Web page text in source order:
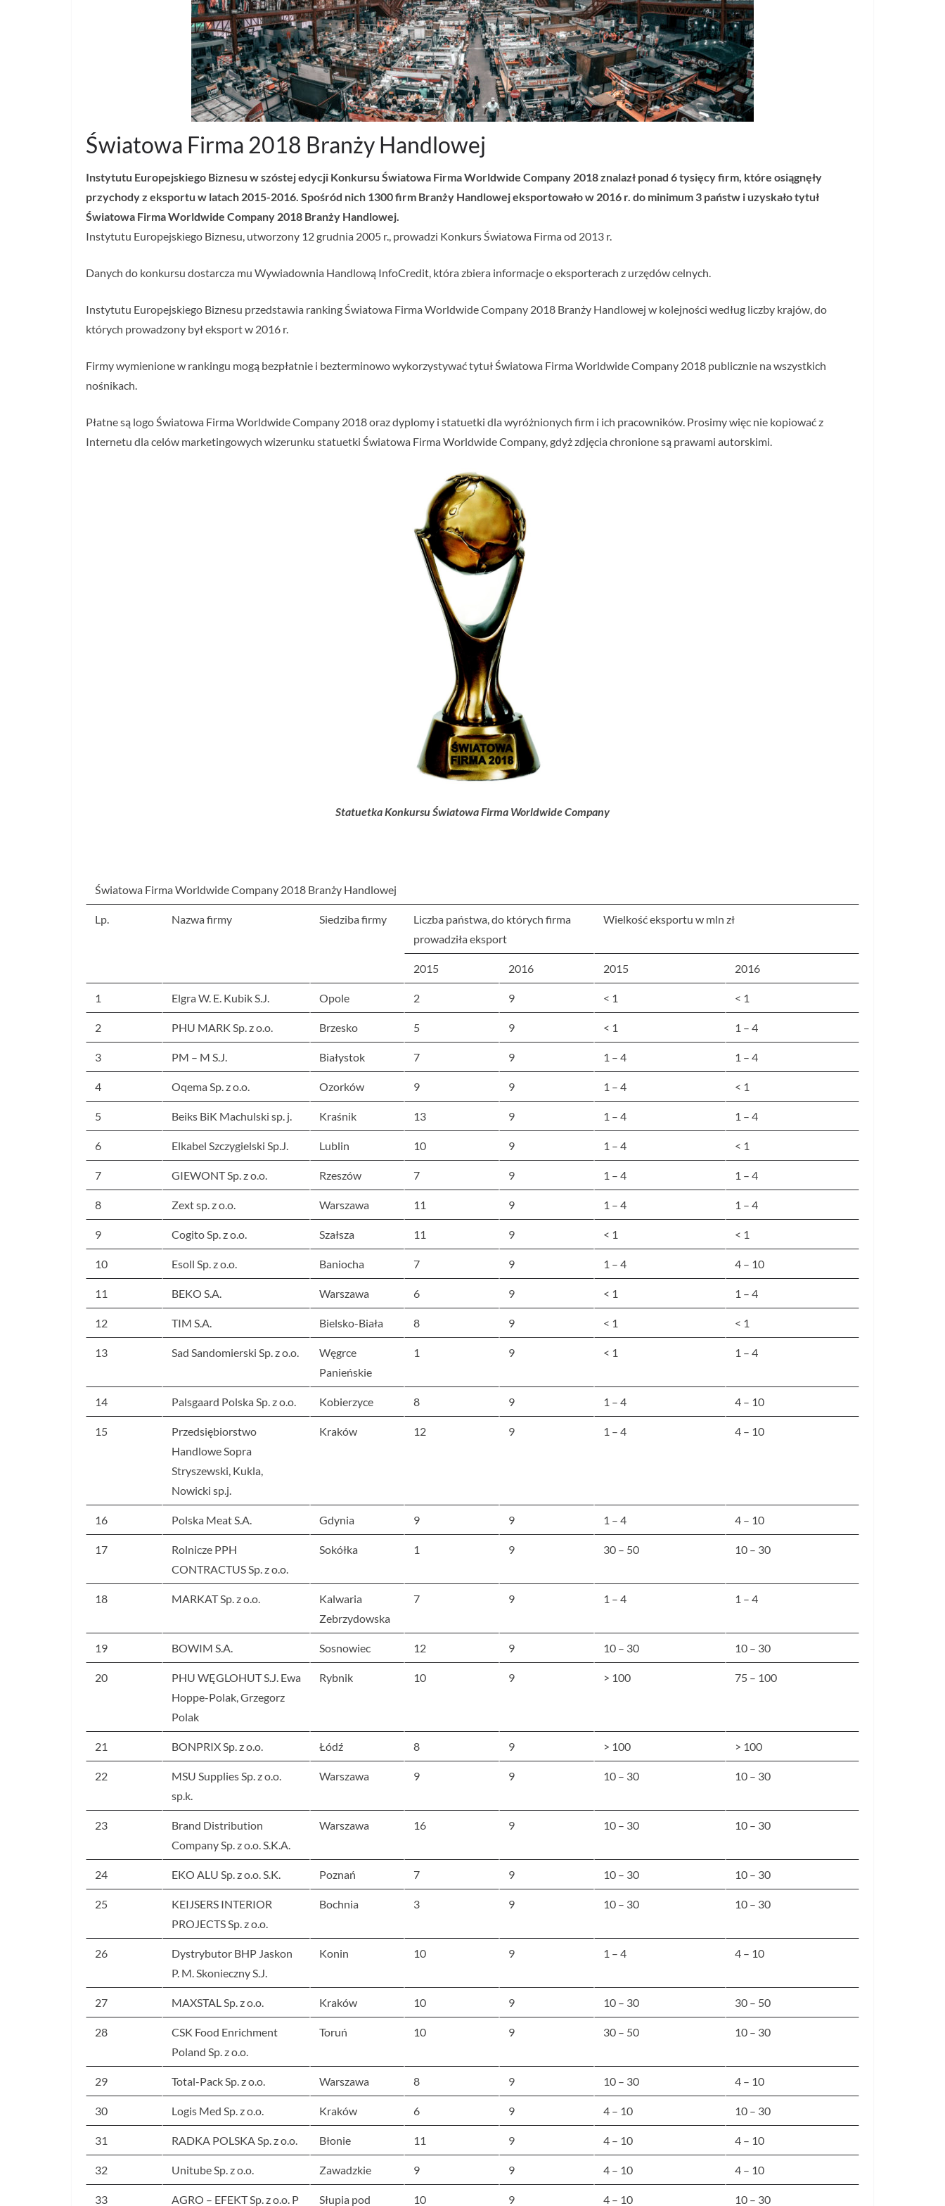
Światowa Firma 2018 Branży Handlowej
Instytutu Europejskiego Biznesu w szóstej edycji Konkursu Światowa FirmaWorldwide Company 2018 znalazł ponad 6 tysięcy firm, które osiągnęły
przychody z eksportu w latach 2015-2016. Spośród nich 1300 firm Branży Handlowej eksportowało w 2016 r. do minimum 3 państw i uzyskało tytuł
Światowa Firma Worldwide Company 2018 Branży Handlowej.
Instytutu Europejskiego Biznesu, utworzony 12 grudnia 2005 r., prowadzi Konkurs Światowa Firma od 2013 r.
Danych do konkursu dostarcza mu Wywiadownia Handlową InfoCredit, która zbiera informacje o eksporterach z urzędów celnych.
Instytutu Europejskiego Biznesu przedstawia ranking Światowa Firma Worldwide Company 2018 Branży Handlowej w kolejności według liczby krajów, do
których prowadzony był eksport w 2016 r.
Firmy wymienione w rankingu mogą bezpłatnie i bezterminowo wykorzystywać tytuł Światowa Firma Worldwide Company 2018 publicznie na wszystkich
nośnikach.
Płatne są logo Światowa Firma Worldwide Company 2018 oraz dyplomy i statuetki dla wyróżnionych firm i ich pracowników. Prosimy więc nie kopiować z
Internetu dla celów marketingowych wizerunku statuetki Światowa Firma Worldwide Company, gdyż zdjęcia chronione są prawami autorskimi.
Statuetka Konkursu Światowa Firma Worldwide Company
Światowa Firma Worldwide Company 2018 Branży Handlowej
Lp. Nazwa firmy Siedziba firmy
Liczba państwa, do których firma
prowadziła eksport
Wielkość eksportu w mln zł
2015 2016 2015 2016
1 Elgra W. E. Kubik S.J. Opole 2 9 < 1 < 1
2 PHU MARK Sp. z o.o. Brzesko 5 9 < 1 1 – 4
3 PM – M S.J. Białystok 7 9 1 – 4 1 – 4
4 Oqema Sp. z o.o. Ozorków 9 9 1 – 4 < 1
5 Beiks BiK Machulski sp. j. Kraśnik 13 9 1 – 4 1 – 4
6 Elkabel Szczygielski Sp.J. Lublin 10 9 1 – 4 < 1
7 GIEWONT Sp. z o.o. Rzeszów 7 9 1 – 4 1 – 4
8 Zext sp. z o.o. Warszawa 11 9 1 – 4 1 – 4
9 Cogito Sp. z o.o. Szałsza 11 9 < 1 < 1
10 Esoll Sp. z o.o. Baniocha 7 9 1 – 4 4 – 10
11 BEKO S.A. Warszawa 6 9 < 1 1 – 4
12 TIM S.A. Bielsko-Biała 8 9 < 1 < 1
13 Sad Sandomierski Sp. z o.o.
Węgrce
Panieńskie
1 9 < 1 1 – 4
14 Palsgaard Polska Sp. z o.o. Kobierzyce 8 9 1 – 4 4 – 10
15
Przedsiębiorstwo
Handlowe Sopra
Stryszewski, Kukla,
Nowicki sp.j.
Kraków 12 9 1 – 4 4 – 10
16 Polska Meat S.A. Gdynia 9 9 1 – 4 4 – 10
17
Rolnicze PPH
CONTRACTUS Sp. z o.o.
Sokółka 1 9 30 – 50 10 – 30
18 MARKAT Sp. z o.o.
Kalwaria
Zebrzydowska
7 9 1 – 4 1 – 4
19 BOWIM S.A. Sosnowiec 12 9 10 – 30 10 – 30
20
PHU WĘGLOHUT S.J. Ewa
Hoppe-Polak, Grzegorz
Polak
Rybnik 10 9 > 100 75 – 100
21 BONPRIX Sp. z o.o. Łódź 8 9 > 100 > 100
22
MSU Supplies Sp. z o.o.
sp.k.
Warszawa 9 9 10 – 30 10 – 30
23
Brand Distribution
Company Sp. z o.o. S.K.A.
Warszawa 16 9 10 – 30 10 – 30
24 EKO ALU Sp. z o.o. S.K. Poznań 7 9 10 – 30 10 – 30
25
KEIJSERS INTERIOR
PROJECTS Sp. z o.o.
Bochnia 3 9 10 – 30 10 – 30
26
Dystrybutor BHP Jaskon
P. M. Skonieczny S.J.
Konin 10 9 1 – 4 4 – 10
27 MAXSTAL Sp. z o.o. Kraków 10 9 10 – 30 30 – 50
28
CSK Food Enrichment
Poland Sp. z o.o.
Toruń 10 9 30 – 50 10 – 30
29 Total-Pack Sp. z o.o. Warszawa 8 9 10 – 30 4 – 10
30 Logis Med Sp. z o.o. Kraków 6 9 4 – 10 10 – 30
31 RADKA POLSKA Sp. z o.o. Błonie 11 9 4 – 10 4 – 10
32 Unitube Sp. z o.o. Zawadzkie 9 9 4 – 10 4 – 10
33 AGRO – EFEKT Sp. z o.o. P Słupia pod 10 9 4 – 10 10 – 30